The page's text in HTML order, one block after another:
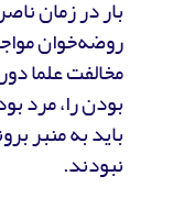
بار در زمان
روضه‌خوان
مخالفت علما
بودن را، مرد
باید به منبر
نبودند.